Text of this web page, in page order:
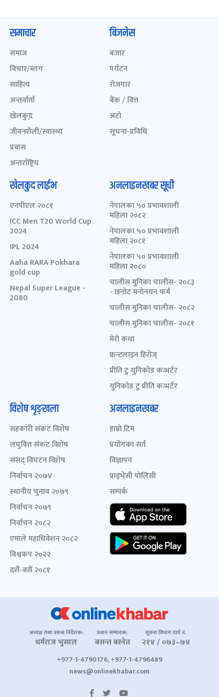
समाचार
समाज
विचार/ब्लग
साहित्य
अन्तर्वार्ता
खेलकुद़़
जीवनशैली/स्वास्थ्य
प्रवास
अन्तर्राष्ट्रिय
बिजनेस
बजार
पर्यटन
रोजगार
बैंक / वित्त
अटो
सूचना-प्रविधि
खेलकुद लाईभ
एनपीएल २०८१
ICC Men T20 World Cup
2024
IPL 2024
Aaha RARA Pokhara
gold cup
Nepal Super League -
2080
अनलाइनखबर सूची
नेपालका ५० प्रभावशाली
महिला २०८२
नेपालका ५० प्रभावशाली
महिला २०८१
नेपालका ५० प्रभावशाली
महिला २०८०
चालीस मुनिका चालीस- २०८३
- छनोट मनोनयन फर्म
चालीस मुनिका चालीस- २०८२
चालीस मुनिका चालीस- २०८१
मेरो कथा
फ्रन्टलाइन हिरोज्
प्रीति टु युनिकोड कन्भर्टर
युनिकोड टु प्रीति कन्भर्टर
विशेष शृङ्खला
सहकारी संकट विशेष
लघुवित्त संकट विशेष
संसद् विघटन विशेष
निर्वाचन २०७४
स्थानीय चुनाव २०७९
निर्वाचन २०७९
निर्वाचन २०८२
एमाले महाधिवेशन २०८२
विश्वकप २०२२
दशैं-बसैं २०८१
अनलाइनखबर
हाम्रो टिम
प्रयोगका सर्त
विज्ञापन
प्राइभेसी पोलिसी
सम्पर्क
अध्यक्ष तथा प्रबन्ध निर्देशक:
धर्मराज भुसाल
प्रधान सम्पादक:
बसन्त बस्नेत
सूचना विभाग दर्ता नं.
२१४ / ०७३–७४
+977-1-4790176, +977-1-4796489
news@onlinekhabar.com